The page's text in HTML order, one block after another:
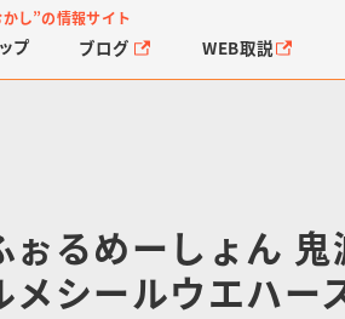
し”の情報サイト
プ ブログ WEB取説
ぉるめーしょん 鬼
メシールウエハー